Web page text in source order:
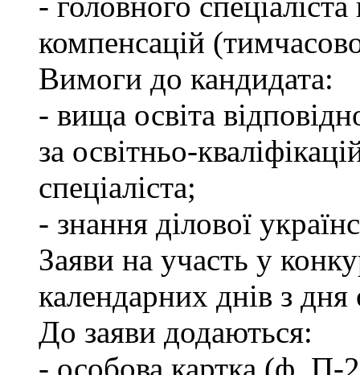
компенсацій
Вимоги до кандидата:
- вища освіта
за освітньо-
спеціаліста;
- знання ділової
Заяви на участь у
календарних днів з
До заяви додаються:
- особова картка (ф.